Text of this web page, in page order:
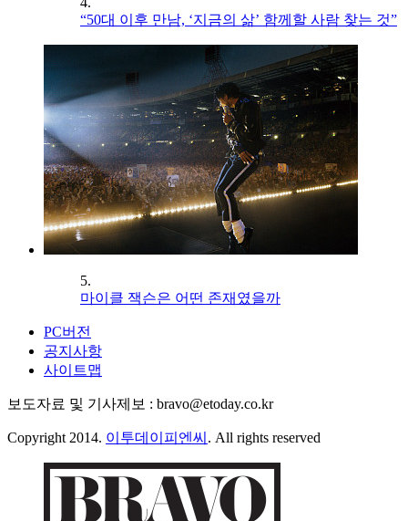
“50대 이후 만남, ‘지금의 삶’ 함께할 사람 찾는 것”
5.
마이클 잭슨은 어떤 존재였을까
PC버전
공지사항
사이트맵
보도자료 및 기사제보 : bravo@etoday.co.kr
Copyright 2014. 이투데이피엔씨 . All rights reserved